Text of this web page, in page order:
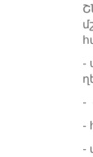
-
-
-
-